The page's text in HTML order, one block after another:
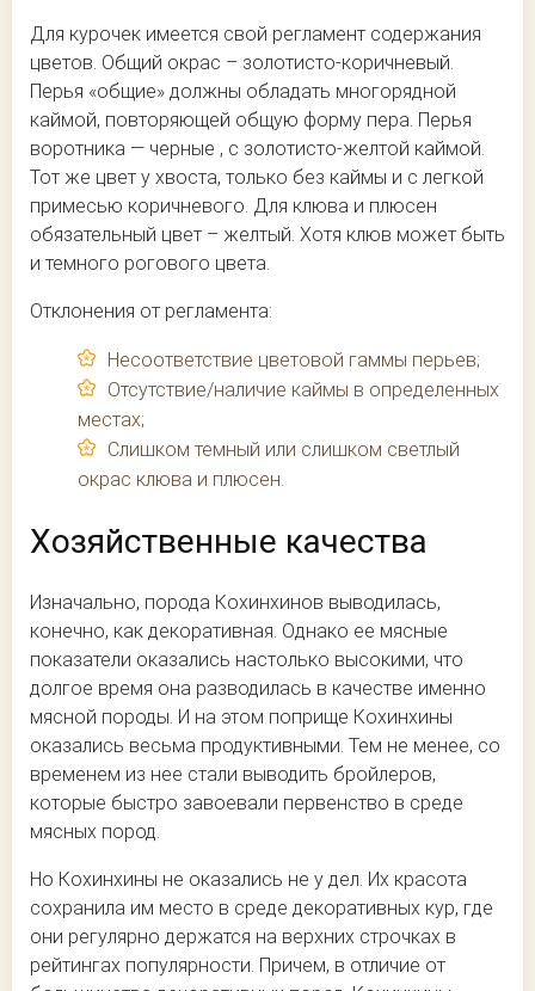
Для курочек имеется свой регламент содержания
цветов. Общий окрас – золотисто-коричневый.
Перья «общие» должны обладать многорядной
каймой, повторяющей общую форму пера. Перья
воротника — черные , с золотисто-желтой каймой.
Тот же цвет у хвоста, только без каймы и с легкой
примесью коричневого. Для клюва и плюсен
обязательный цвет – желтый. Хотя клюв может быть
и темного рогового цвета.
Отклонения от регламента:
Несоответствие цветовой гаммы перьев;
Отсутствие/наличие каймы в определенных
местах;
Слишком темный или слишком светлый
окрас клюва и плюсен.
Хозяйственные качества
Изначально, порода Кохинхинов выводилась,
конечно, как декоративная. Однако ее мясные
показатели оказались настолько высокими, что
долгое время она разводилась в качестве именно
мясной породы. И на этом поприще Кохинхины
оказались весьма продуктивными. Тем не менее, со
временем из нее стали выводить бройлеров,
которые быстро завоевали первенство в среде
мясных пород.
Но Кохинхины не оказались не у дел. Их красота
сохранила им место в среде декоративных кур, где
они регулярно держатся на верхних строчках в
рейтингах популярности. Причем, в отличие от